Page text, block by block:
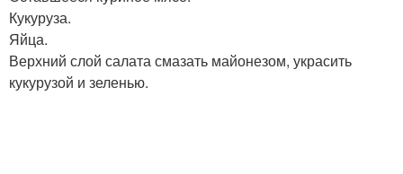
Кукуруза.
Яйца.
Верхний слой салата смазать майонезом, украсить
кукурузой и зеленью.